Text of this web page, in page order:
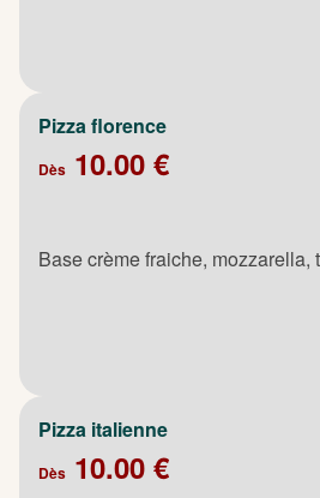
Pizza florence
Dès 10.00 €
Base crème fraiche, mozzarella,
Pizza italienne
Dès 10.00 €